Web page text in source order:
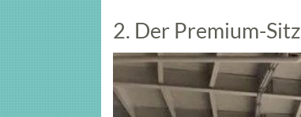
2. Der Premium-Sitz